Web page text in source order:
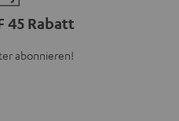
45 Rabatt
abonnieren!